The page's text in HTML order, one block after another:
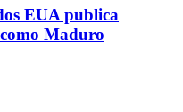
EUA publica
Maduro